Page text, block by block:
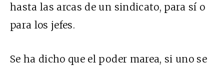
hasta las arcas de un sindicato, para sí o
para los jefes.
Se ha dicho que el poder marea, si uno se